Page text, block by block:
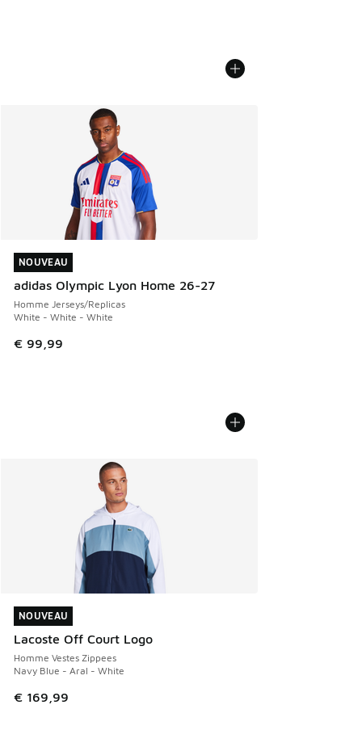
NOUVEAU
adidas Olympic Lyon Home 26-27
Homme Jerseys/Replicas
White - White - White
€ 99,99
NOUVEAU
NOUVEAU
Lacoste Off Court Logo
Homme Vestes Zippees
Navy Blue - Aral - White
€ 169,99
NOUVEAU